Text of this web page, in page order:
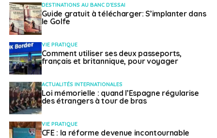
DESTINATIONS AU BANC D'ESSAI
Guide gratuit à télécharger: S’implanter dans
le Golfe
VIE PRATIQUE
Comment utiliser ses deux passeports,
français et britannique, pour voyager
ACTUALITÉS INTERNATIONALES
Loi mémorielle : quand l’Espagne régularise
des étrangers à tour de bras
VIE PRATIQUE
CFE : la réforme devenue incontournable